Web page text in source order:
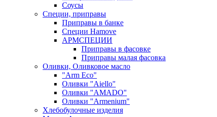
Соусы
Специи, приправы
Приправы в банке
Специи Hamove
АРМСПЕЦИИ
Приправы в фасовке
Приправы малая фасовка
Оливки, Оливковое масло
"Arm Eco"
Оливки "Aiello"
Оливки "AMADO"
Оливки "Armenium"
Хлебобулочные изделия